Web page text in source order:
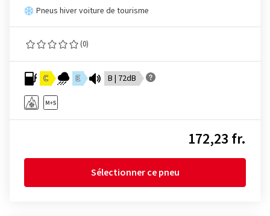
Pneus hiver voiture de tourisme
(0)
C E B | 72dB
172,23 fr.
Sélectionner ce pneu